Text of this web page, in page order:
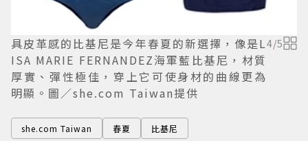
具皮革感的比基尼是今年春夏的新選擇，像是L
ISA MARIE FERNANDEZ海軍藍比基尼，材質
厚實、彈性極佳，穿上它可使身材的曲線更為
明顯。圖／she.com Taiwan提供
4/5
she.com Taiwan 春夏 比基尼